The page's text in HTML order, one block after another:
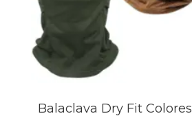
Balaclava Dry Fit Colores